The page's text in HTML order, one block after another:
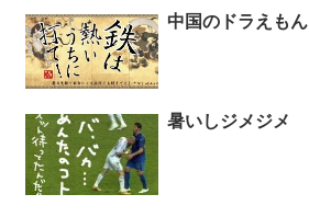
中国のドラえもん
暑いしジメジメ